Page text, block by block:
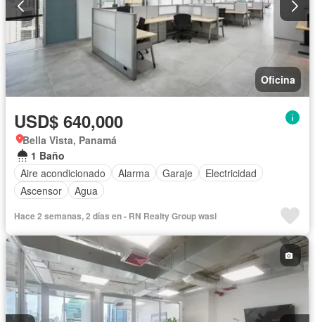
Oficina
USD$ 640,000
Bella Vista, Panamá
1 Baño
Aire acondicionado
Alarma Garaje
Electricidad
Ascensor
Agua
Hace 2 semanas, 2 días en - RN Realty Group wasi